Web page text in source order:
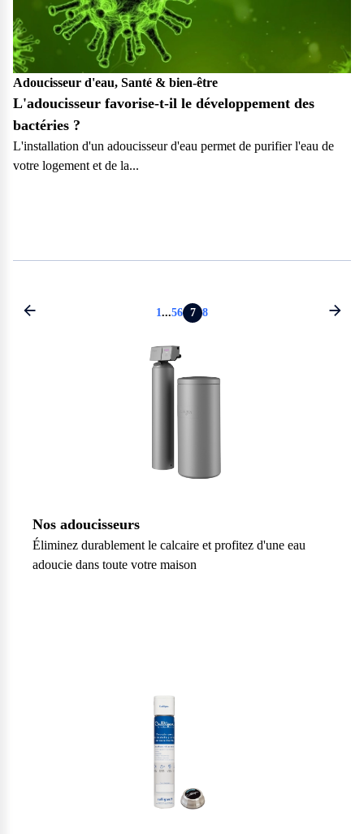
Adoucisseur d'eau, Santé & bien-être
L'adoucisseur favorise-t-il le développement des
bactéries ?
L'installation d'un adoucisseur d'eau permet de purifier l'eau de
votre logement et de la...
1...56 7 8
Nos adoucisseurs
Éliminez durablement le calcaire et profitez d'une eau
adoucie dans toute votre maison